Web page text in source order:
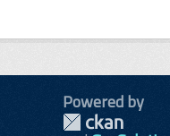
Powered by